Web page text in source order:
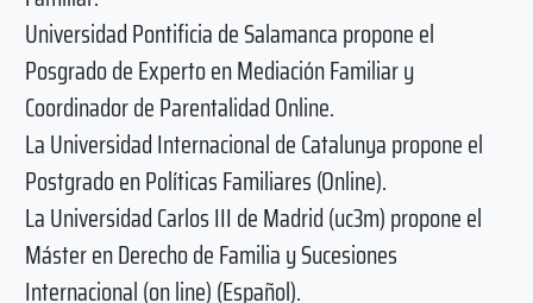
Universidad Pontificia de Salamanca propone el
Posgrado de Experto en Mediación Familiar y
Coordinador de Parentalidad Online.
La Universidad Internacional de Catalunya propone el
Postgrado en Políticas Familiares (Online).
La Universidad Carlos III de Madrid (uc3m) propone el
Máster en Derecho de Familia y Sucesiones
Internacional (on line) (Español).